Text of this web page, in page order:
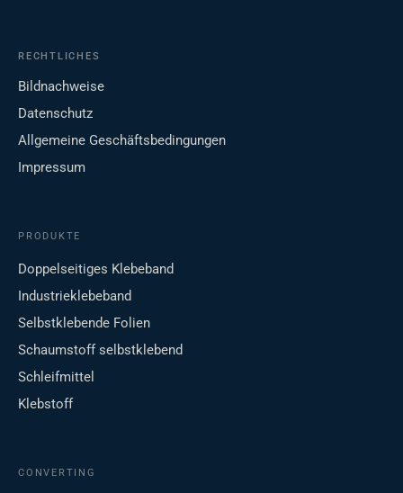
RECHTLICHES
Bildnachweise
Datenschutz
Allgemeine Geschäftsbedingungen
Impressum
PRODUKTE
Doppelseitiges Klebeband
Industrieklebeband
Selbstklebende Folien
Schaumstoff selbstklebend
Schleifmittel
Klebstoff
CONVERTING